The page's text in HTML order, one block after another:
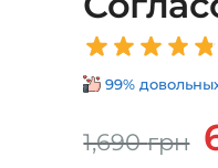
99%
1,690грн